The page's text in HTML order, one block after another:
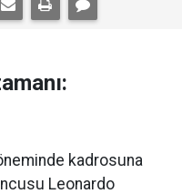
kadrosuna
Leonardo